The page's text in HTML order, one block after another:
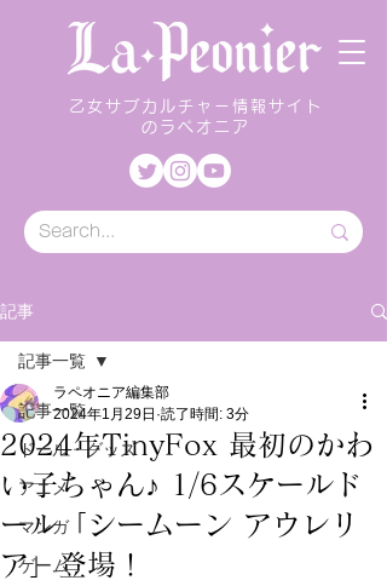
乙女サブカルチャー情報サイト
のラペオニア
記事
記事一覧
ドール・グッズ
アニメ
マンガ
ゲーム
記事一覧
2024年TinyFox 最初のかわ
い子ちゃん♪ 1/6スケールド
ール「シームーン アウレリ
ア」登場！
ラペオニア編集部
2024年1月29日 読了時間: 3分